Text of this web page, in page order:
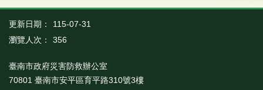
回
首
市
府
更新日期：
115-07-31
瀏覽人次：
356
臺南市政府災害防救辦公室
70801 臺南市安平區育平路310號3樓